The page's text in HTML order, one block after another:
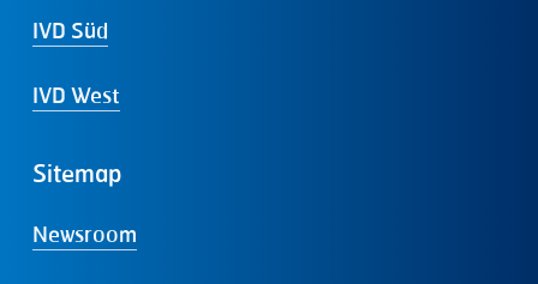
IVD Süd
IVD West
Sitemap
Newsroom